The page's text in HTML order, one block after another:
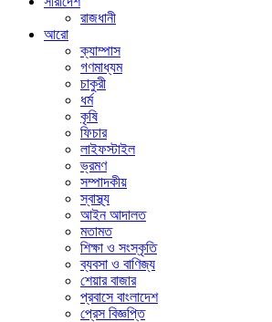
রাজধানী
আরো
ক্যাম্পাস
গণমাধ্যম
চাকুরী
ধর্ম
কৃষি
ফিচার
লাইফস্টাইল
ভ্রমণ
সম্পাদকীয়
স্বাস্থ্য
আইন আদালত
মতামত
শিক্ষা ও সংস্কৃতি
ব্যবসা ও বাণিজ্য
শেয়ার বাজার
প্রবাসে বাংলাদেশ
প্রেস বিজ্ঞপ্তি